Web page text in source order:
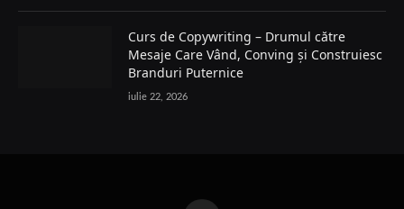
Curs de Copywriting – Drumul către
Mesaje Care Vând, Conving și Construiesc
Branduri Puternice
iulie 22, 2026